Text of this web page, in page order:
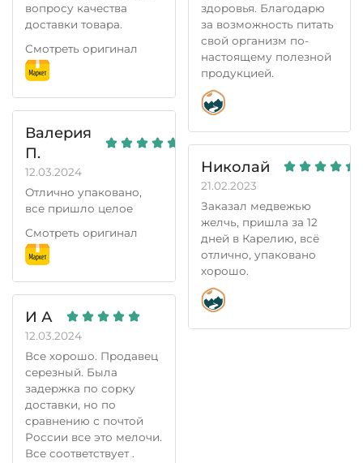
вопросу качества
доставки товара.
Смотреть оригинал
Валерия
П.
12.03.2024
Отлично упаковано,
все пришло целое
Смотреть оригинал
И А
12.03.2024
Все хорошо. Продавец
серезный. Была
задержка по сорку
доставки, но по
сравнению с почтой
России все это мелочи.
Все соответствует .
здоровья. Благодарю
за возможность питать
свой организм по-
настоящему полезной
продукцией.
Николай
21.02.2023
Заказал медвежью
желчь, пришла за 12
дней в Карелию, всё
отлично, упаковано
хорошо.